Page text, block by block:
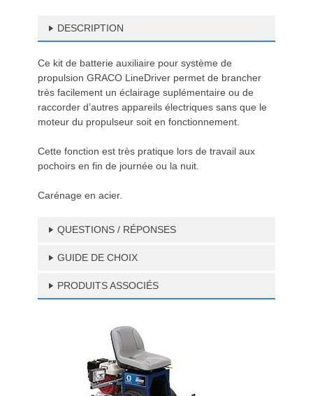
DESCRIPTION
Ce kit de batterie auxiliaire pour système de
propulsion GRACO LineDriver permet de brancher
très facilement un éclairage suplémentaire ou de
raccorder d’autres appareils électriques sans que le
moteur du propulseur soit en fonctionnement.
Cette fonction est très pratique lors de travail aux
pochoirs en fin de journée ou la nuit.
Carénage en acier.
QUESTIONS / RÉPONSES
GUIDE DE CHOIX
PRODUITS ASSOCIÉS